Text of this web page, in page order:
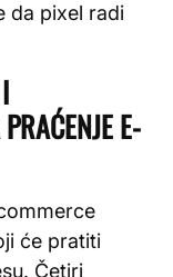
da pixel radi
E-
će pratiti
Četiri